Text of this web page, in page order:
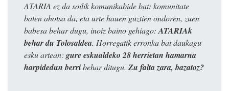
ATARIA ez da soilik komunikabide bat: komunitate
baten ahotsa da, eta urte hauen guztien ondoren, zuen
babesa behar dugu, inoiz baino gehiago: ATARIAk
behar du Tolosaldea. Horregatik erronka bat daukagu
esku artean: gure eskualdeko 28 herrietan hamarna
harpidedun berribehar ditugu. Zu falta zara, bazatoz?